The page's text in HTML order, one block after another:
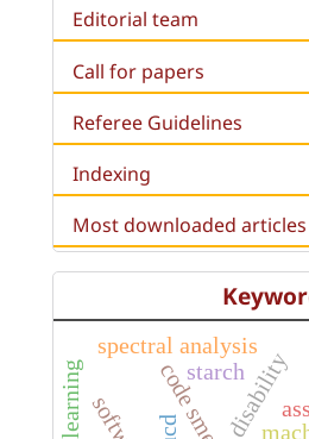
Editorial team
Call for papers
Referee Guidelines
Indexing
Most downloaded articles
code smellsdisability
ucd
starch
spectral analysis